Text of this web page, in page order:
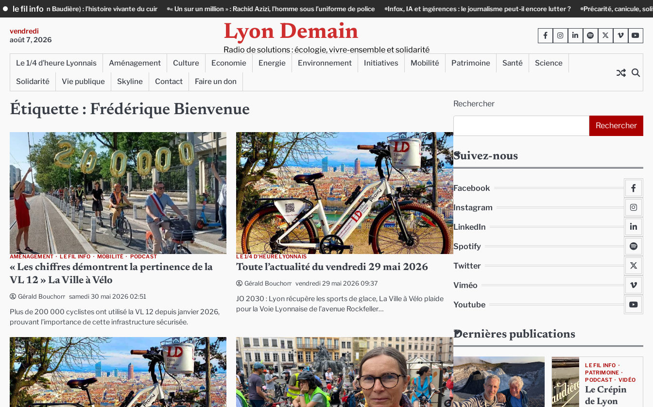
Skip
to
content
le fil info
: l’histoire vivante du cuir « Un sur un million » : Rachid Azizi, l’homme sous l’uniforme de police Infox, IA et ingérences : le journalisme peut-il encore lutter ? Précarité, canicule, solitude : quand le
vendredi
août 7, 2026
Lyon Demain
Radio de solutions : écologie, vivre-ensemble et solidarité
Facebook
Instagram
LinkedInSpotifyTwitterViméo
Le 1/4 d’heure Lyonnais Aménagement Culture Economie Energie Environnement Initiatives Mobilité Patrimoine Santé
Science
Solidarité
Vie publique Skyline Contact Faire un don
Étiquette : Frédérique Bienvenue
AMÉNAGEMENT LE FIL INFO MOBILITÉ PODCAST
« Les chiffres démontrent la pertinence de la
VL 12 » La Ville à Vélo
Gérald Bouchon samedi 30 mai 2026 02:51
Plus de 200 000 cyclistes ont utilisé la VL 12 depuis janvier 2026,
prouvant l’importance de cette infrastructure sécurisée.
LE 1/4 D'HEURE LYONNAIS
Toute l’actualité du vendredi 29 mai 2026
Gérald Bouchon vendredi 29 mai 2026 09:37
JO 2030 : Lyon récupère les sports de glace, La Ville à Vélo plaide
pour la Voie Lyonnaise de l’avenue Rockfeller…
Rechercher
Rechercher
Suivez-nous
Facebook
Instagram
LinkedIn
Spotify
Twitter
Viméo
Youtube
Dernières publications
LE FIL INFO
PATRIMOINE
PODCAST
VIDÉO
Le Crépin
de Lyon